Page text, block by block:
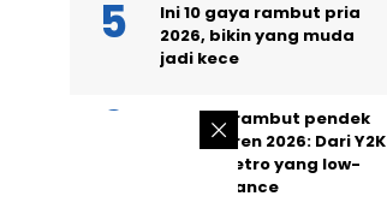
Ini 10 gaya rambut pria
2026, bikin yang muda
jadi kece
5 model rambut pendek
wanita tren 2026: Dari Y2K
hingga retro yang low-
maintenance